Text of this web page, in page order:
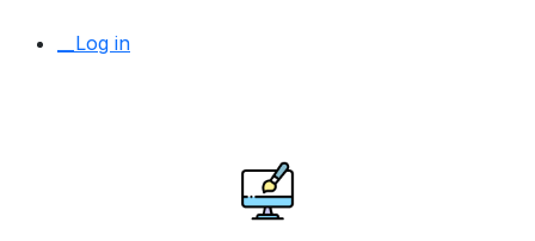
__Log in